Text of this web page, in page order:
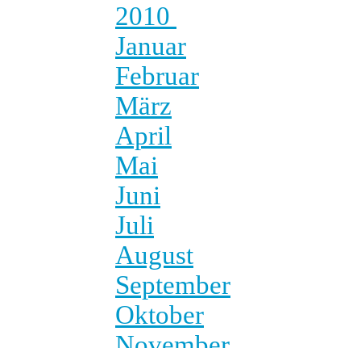
2010
Januar
Februar
März
April
Mai
Juni
Juli
August
September
Oktober